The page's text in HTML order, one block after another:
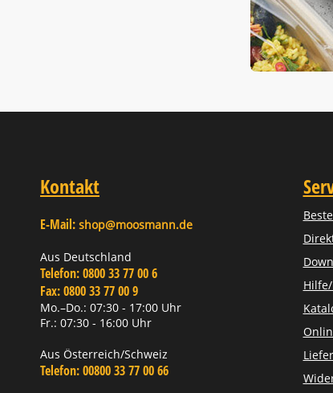
Kontakt
E-Mail: shop@moosmann.de
Aus Deutschland
Telefon:0800 33 77 00 6
Fax:0800 33 77 00 9
Mo.–Do.: 07:30 - 17:00 Uhr
Fr.: 07:30 - 16:00 Uhr
Aus Österreich/Schweiz
Telefon:00800 33 77 00 66
Hilfe/